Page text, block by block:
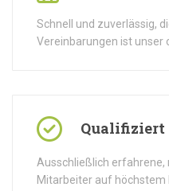
Schnell und zuverlässig,
Vereinbarungen ist unser
Qualifiziert
Ausschließlich
Mitarbeiter auf höchstem